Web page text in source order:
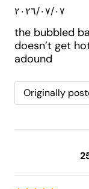
٠٧‏/٠٧‏/٢٠٢٦
the bubbled
doesn’t get
adound
Originally